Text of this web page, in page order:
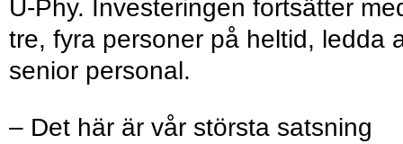
U-Phy. Investeringen fortsätter
tre, fyra ­personer på heltid, ledda
senior personal.
– Det här är vår största satsning